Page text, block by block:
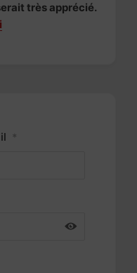
très apprécié.
*